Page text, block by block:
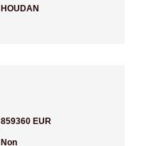
HOUDAN
859360 EUR
Non